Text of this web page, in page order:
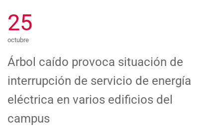
25
octubre
Árbol caído provoca situación de
interrupción de servicio de energía
eléctrica en varios edificios del
campus